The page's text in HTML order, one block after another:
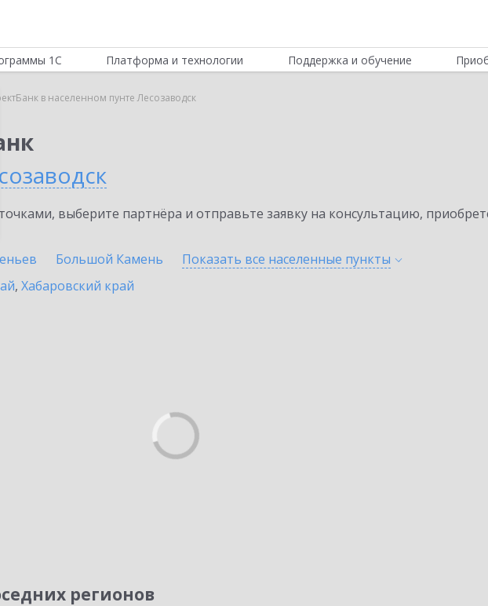
1С Платформа и технологии Поддержка и обучение
в населенном пунте Лесозаводск
выберите партнёра и отправьте заявку на консультацию,
Большой Камень Показать все населенные пункты
, Хабаровский край
регионов